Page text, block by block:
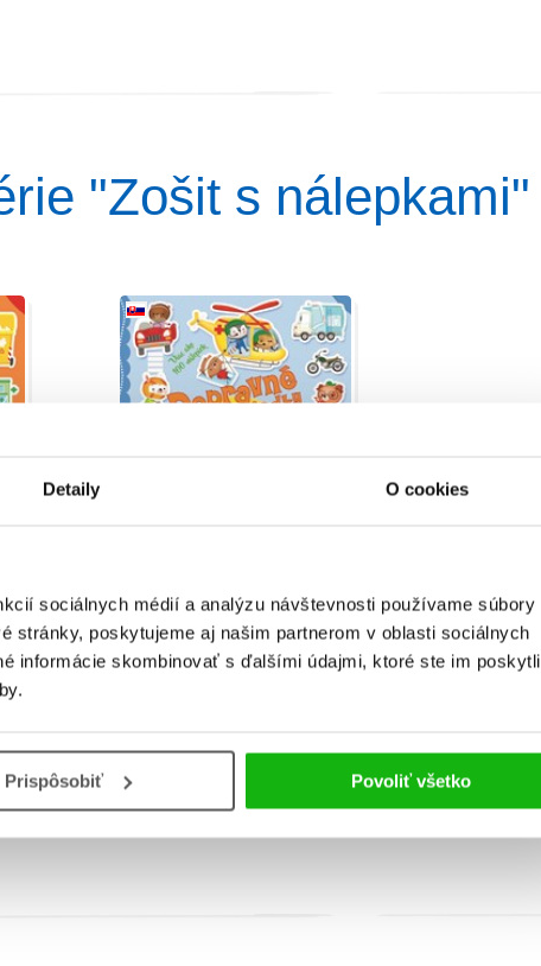
Detaily O cookies
sociálnych médií a analýzu návštevnosti používame súbory
stránky, poskytujeme aj našim partnerom v oblasti sociálnych
informácie skombinovať s ďalšími údajmi, ktoré ste im poskytli
Prispôsobiť Povoliť všetko
"Zošit s nálepkami"
-
Zošit s nálepkami: Dopravné